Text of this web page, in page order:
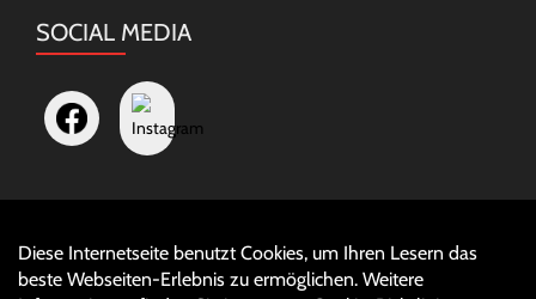
SOCIAL MEDIA
Diese Internetseite benutzt Cookies, um Ihren Lesern das
beste Webseiten-Erlebnis zu ermöglichen. Weitere
Auftrag widerrufen